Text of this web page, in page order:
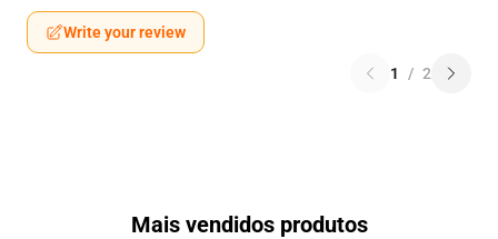
Write your review
1 / 2
Mais vendidos produtos